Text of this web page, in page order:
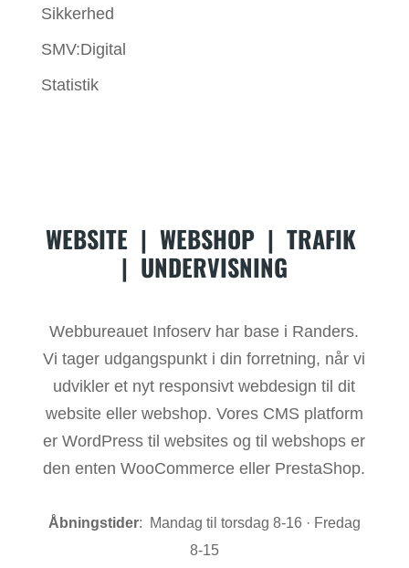
Sikkerhed
SMV:Digital
Statistik
WEBSITE |WEBSHOP |TRAFIK
| UNDERVISNING
Webbureauet Infoserv har base i Randers.
Vi tager udgangspunkt i din forretning, når vi
udvikler et nyt responsivt webdesign til dit
website eller webshop. Vores CMS platform
er WordPress til websites og til webshops er
den enten WooCommerce eller PrestaShop.
Åbningstider: Mandag til torsdag 8-16 · Fredag
8-15